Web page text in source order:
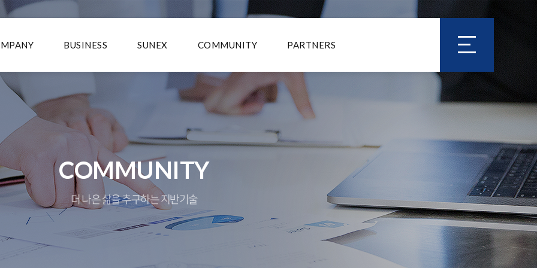
BUSINESS SUNEX COMMUNITY PARTNERS
COMMUNITY
더 나은 삶을 추구하는 지반기술